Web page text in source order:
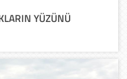
YÜZÜNÜ